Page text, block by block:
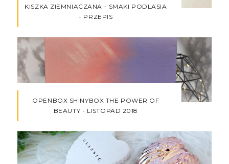
KISZKA ZIEMNIACZANA - SMAKI PODLASIA
- PRZEPIS
OPENBOX SHINYBOX THE POWER OF
BEAUTY - LISTOPAD 2018